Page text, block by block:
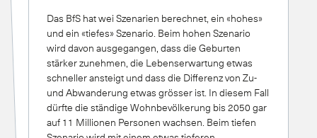
Das BfS hat wei Szenarien berechnet, ein «hohes»
und ein «tiefes» Szenario. Beim hohen Szenario
wird davon ausgegangen, dass die Geburten
stärker zunehmen, die Lebenserwartung etwas
schneller ansteigt und dass die Differenz von Zu-
und Abwanderung etwas grösser ist. In diesem Fall
dürfte die ständige Wohnbevölkerung bis 2050 gar
auf 11 Millionen Personen wachsen. Beim tiefen